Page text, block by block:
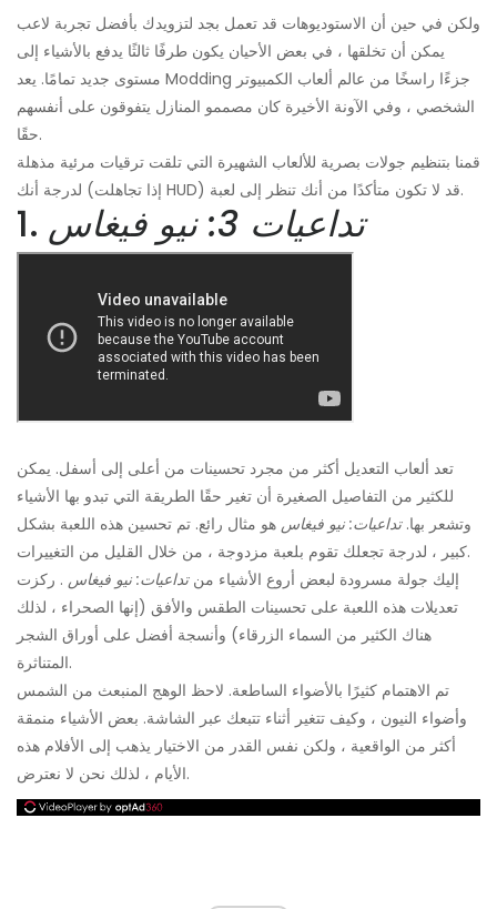
ولكن في حين أن الاستوديوهات قد تعمل بجد لتزويدك بأفضل تجربة لاعب
يمكن أن تخلقها ، في بعض الأحيان يكون طرفًا ثالثًا يدفع بالأشياء إلى
مستوى جديد تمامًا. يعد Modding جزءًا راسخًا من عالم ألعاب الكمبيوتر
الشخصي ، وفي الآونة الأخيرة كان مصممو المنازل يتفوقون على أنفسهم
حقًا.
قمنا بتنظيم جولات بصرية للألعاب الشهيرة التي تلقت ترقيات مرئية مذهلة
لدرجة أنك (إذا تجاهلت HUD) قد لا تكون متأكدًا من أنك تنظر إلى لعبة.
1. تداعيات 3: نيو فيغاس
تعد ألعاب التعديل أكثر من مجرد تحسينات من أعلى إلى أسفل. يمكن
للكثير من التفاصيل الصغيرة أن تغير حقًا الطريقة التي تبدو بها الأشياء
وتشعر بها.تداعيات: نيو فيغاس هو مثال رائع. تم تحسين هذه اللعبة بشكل
كبير ، لدرجة تجعلك تقوم بلعبة مزدوجة ، من خلال القليل من التغييرات.
إليك جولة مسرودة لبعض أروع الأشياء منتداعيات: نيو فيغاس . ركزت
تعديلات هذه اللعبة على تحسينات الطقس والأفق (إنها الصحراء ، لذلك
هناك الكثير من السماء الزرقاء) وأنسجة أفضل على أوراق الشجر
المتناثرة.
تم الاهتمام كثيرًا بالأضواء الساطعة. لاحظ الوهج المنبعث من الشمس
وأضواء النيون ، وكيف تتغير أثناء تتبعك عبر الشاشة. بعض الأشياء منمقة
أكثر من الواقعية ، ولكن نفس القدر من الاختيار يذهب إلى الأفلام هذه
الأيام ، لذلك نحن لا نعترض.